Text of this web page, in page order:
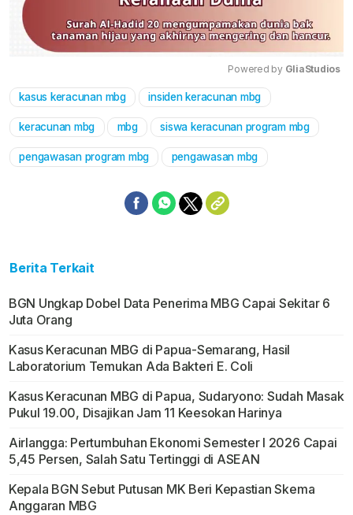
Powered by GliaStudios
kasus keracunan mbg insiden keracunan mbg
keracunan mbg mbg siswa keracunan program mbg
pengawasan program mbg pengawasan mbg
Berita Terkait
BGN Ungkap Dobel Data Penerima MBG Capai Sekitar 6
Juta Orang
Kasus Keracunan MBG di Papua-Semarang, Hasil
Laboratorium Temukan Ada Bakteri E. Coli
Kasus Keracunan MBG di Papua, Sudaryono: Sudah Masak
Pukul 19.00, Disajikan Jam 11 Keesokan Harinya
Airlangga: Pertumbuhan Ekonomi Semester I 2026 Capai
5,45 Persen, Salah Satu Tertinggi di ASEAN
Kepala BGN Sebut Putusan MK Beri Kepastian Skema
Anggaran MBG